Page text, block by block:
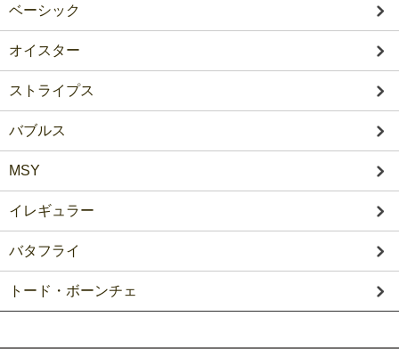
ベーシック
オイスター
ストライプス
バブルス
MSY
イレギュラー
バタフライ
トード・ボーンチェ